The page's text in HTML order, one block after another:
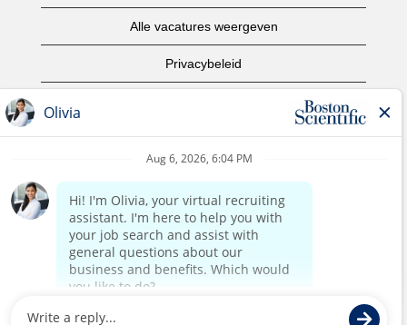
Alle vacatures weergeven
Privacybeleid
Copyright informatie
Startpagina van het bedrijf